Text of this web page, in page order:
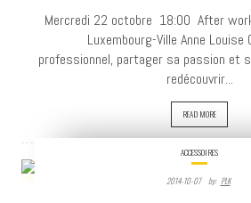
Mercredi 22 octobre 18:00 After
Luxembourg-Ville Anne Louise
professionnel, partager sa passion et
redécouvrir...
READ MORE
ACCESSOIRES
2014-10-07 By: PLK